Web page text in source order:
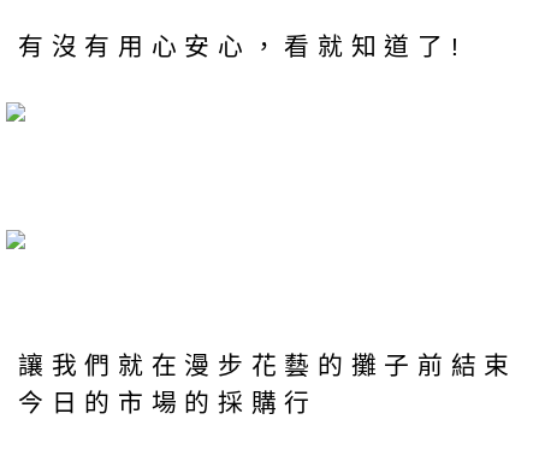
有沒有用心安心，看就知道了!
讓我們就在漫步花藝的攤子前結束
今日的市場的採購行